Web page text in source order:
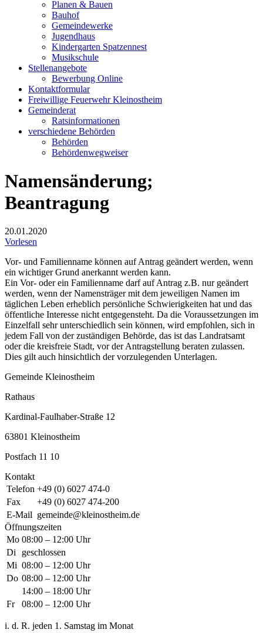
Planen & Bauen
Bauhof
Gemeindewerke
Jugendhaus
Kindergarten Spatzennest
Musikschule
Stellenangebote
Bewerbung Online
Kontaktformular
Freiwillige Feuerwehr Kleinostheim
Gemeinderat
Ratsinformationen
verschiedene Behörden
Behörden
Behördenwegweiser
Namensänderung;
Beantragung
20.01.2020
Vorlesen
Vor- und Familienname können auf Antrag geändert werden, wenn
ein wichtiger Grund anerkannt werden kann.
Ein Vor- oder ein Familienname darf auf Antrag z.B. nur geändert
werden, wenn der Namensträger mit dem jeweiligen Namen im
täglichen Leben erheblich persönliche Schwierigkeiten hat und das
öffentliche Interesse nicht entgegensteht. Da die Voraussetzungen im
Einzelfall sehr unterschiedlich sein können, wird empfohlen, sich in
jedem Fall von der zuständigen Behörde, das ist das Landratsamt
oder die kreisfreie Stadt, vor der Antragstellung beraten zulassen.
Dies gilt auch hinsichtlich der vorzulegenden Unterlagen.
Gemeinde Kleinostheim
Rathaus
Kardinal-Faulhaber-Straße 12
63801 Kleinostheim
Postfach 11 10
Kontakt
Telefon +49 (0) 6027 474-0
Fax
+49 (0) 6027 474-200
E-Mail gemeinde@kleinostheim.de
Öffnungszeiten
Mo 08:00 – 12:00 Uhr
Di
geschlossen
Mi 08:00 – 12:00 Uhr
Do 08:00 – 12:00 Uhr
14:00 – 18:00 Uhr
Fr
08:00 – 12:00 Uhr
i. d. R. jeden 1. Samstag im Monat